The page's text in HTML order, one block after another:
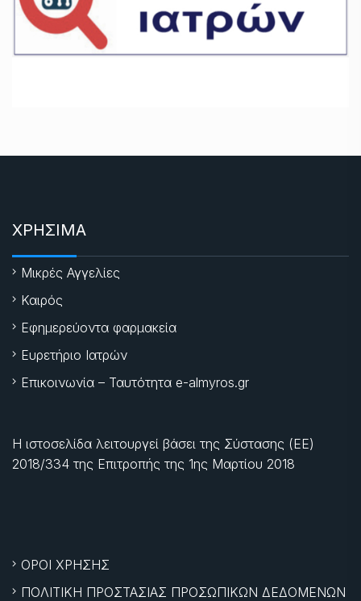
ΧΡΗΣΙΜΑ
Μικρές Αγγελίες
Καιρός
Εφημερεύοντα φαρμακεία
Ευρετήριο Ιατρών
Επικοινωνία – Ταυτότητα e-almyros.gr
Η ιστοσελίδα λειτουργεί βάσει της Σύστασης (ΕΕ)
2018/334 της Επιτροπής της 1ης Μαρτίου 2018
ΟΡΟΙ ΧΡΗΣΗΣ
ΠΟΛΙΤΙΚΗ ΠΡΟΣΤΑΣΙΑΣ ΠΡΟΣΩΠΙΚΩΝ ΔΕΔΟΜΕΝΩΝ